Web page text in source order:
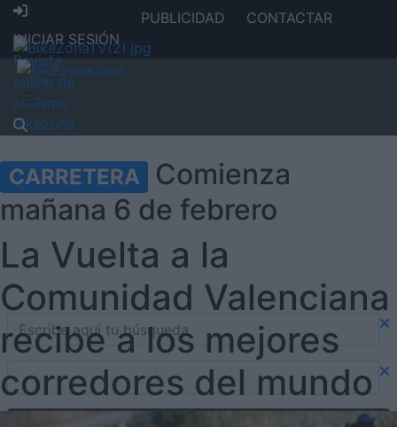
INICIAR SESIÓN
PUBLICIDAD CONTACTAR
CARRETERA
Comienza
mañana 6 de febrero
La Vuelta a la
Comunidad Valenciana
recibe a los mejores
corredores del mundo